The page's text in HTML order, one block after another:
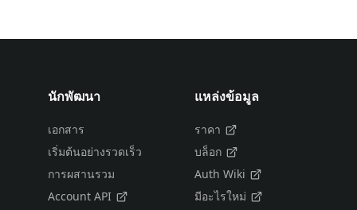
นักพัฒนา
เอกสาร
เริ่มต้นอย่างรวดเร็ว
การผสานรวม
Account API
แหล่งข้อมูล
ราคา
บล็อก
Auth Wiki
มีอะไรใหม่